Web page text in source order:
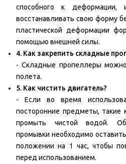
способного к деформации,
восстанавливать свою форму
пластической деформации
помощью внешней силы.
4. Как закрепить складные
- Складные пропеллеры
полета.
5. Как чистить двигатель?
- Если во время
посторонние предметы, такие
промыть чистой водой.
промывки необходимо
положении на 1 час, чтобы
перед использованием.